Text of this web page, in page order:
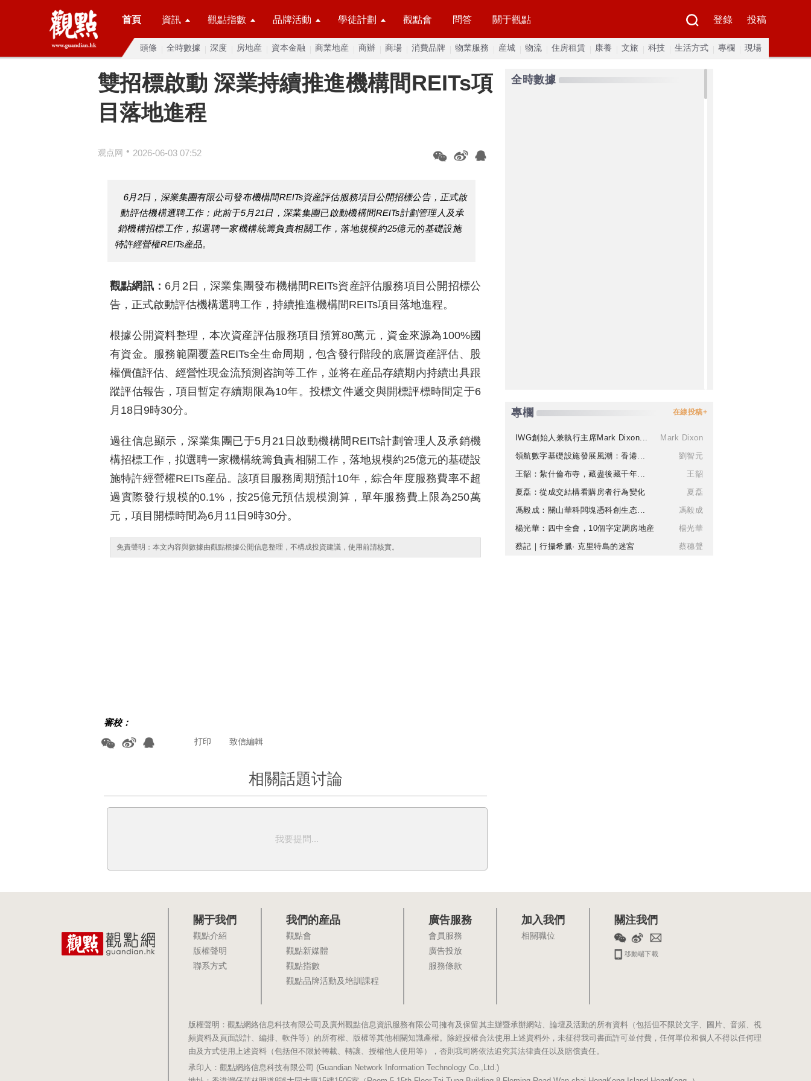
首頁 資訊 觀點指數 品牌活動 學徒計劃 觀點會 問答 關于觀點 登錄 投稿
頭條 全時數據 深度 房地産 資本金融 商業地産 商辦 商場 消費品牌 物業服務 産城 物流 住房租賃 康養 文旅 科技 生活方式 專欄 現場
雙招標啟動 深業持續推進機構間REITs項
目落地進程
观点网 • 2026-06-03 07:52
6月2日，深業集團有限公司發布機構間REITs資産評估服務項目公開招標公告，正式啟
動評估機構選聘工作；此前于5月21日，深業集團已啟動機構間REITs計劃管理人及承
銷機構招標工作，拟選聘一家機構統籌負責相關工作，落地規模約25億元的基礎設施
特許經營權REITs産品。
觀點網訊： 6月2日，深業集團發布機構間REITs資産評估服務項目公開招標公
告，正式啟動評估機構選聘工作，持續推進機構間REITs項目落地進程。
根據公開資料整理，本次資産評估服務項目預算80萬元，資金來源為100%國
有資金。服務範圍覆蓋REITs全生命周期，包含發行階段的底層資産評估、股
權價值評估、經營性現金流預測咨詢等工作，並将在産品存續期内持續出具跟
蹤評估報告，項目暫定存續期限為10年。投標文件遞交與開標評標時間定于6
月18日9時30分。
過往信息顯示，深業集團已于5月21日啟動機構間REITs計劃管理人及承銷機
構招標工作，拟選聘一家機構統籌負責相關工作，落地規模約25億元的基礎設
施特許經營權REITs産品。該項目服務周期預計10年，綜合年度服務費率不超
過實際發行規模的0.1%，按25億元預估規模測算，單年服務費上限為250萬
元，項目開標時間為6月11日9時30分。
免責聲明：本文内容與數據由觀點根據公開信息整理，不構成投資建議，使用前請核實。
審校：
致信編輯
打印
相關話題讨論
我要提問...
全時數據
專欄 在線投稿+
IWG創始人兼執行主席Mark Dixon...
Mark Dixon
領航數字基礎設施發展風潮：香港...
劉智元
王韶：紮什倫布寺，藏盡後藏千年...
王韶
夏磊：從成交結構看購房者行為變化
夏磊
馮毅成：關山華科闆塊憑科創生态...
馮毅成
楊光華：四中全會，10個字定調房地産
楊光華
蔡記｜行攝希臘· 克里特島的迷宮
蔡穗聲
關于我們
觀點介紹
版權聲明
聯系方式
我們的産品
觀點會
觀點新媒體
觀點指數
觀點品牌活動及培訓課程
廣告服務
會員服務
廣告投放
服務條款
加入我們
相關職位
關注我們
移動端下載
版權聲明：觀點網絡信息科技有限公司及廣州觀點信息資訊服務有限公司擁有及保留其主辦暨承辦網站、論壇及活動的所有資料（包括但不限於文字、圖片、音頻、視
頻資料及頁面設計、編排、軟件等）的所有權、版權等其他相關知識產權。除經授權合法使用上述資料外，未征得我司書面許可並付費，任何單位和個人不得以任何理
由及方式使用上述資料（包括但不限於轉載、轉讓、授權他人使用等），否則我司將依法追究其法律責任以及賠償責任。
承印人：觀點網絡信息科技有限公司 (Guandian Network Information Technology Co.,Ltd.)